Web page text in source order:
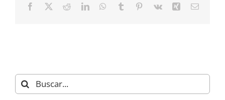
Facebook RedditLinkedInWhatsApp
Tumblr Pinterest
Vk XingCorreo
Buscar: